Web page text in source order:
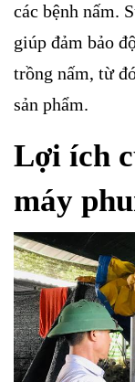
các bệnh nấm.
giúp đảm bảo
trồng nấm, từ
sản phẩm.
Lợi ích
máy